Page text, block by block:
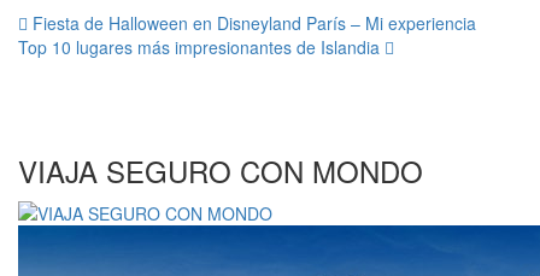
Navegación
Fiesta de Halloween en Disneyland París – Mi experiencia
Top 10 lugares más impresionantes de Islandia
VIAJA SEGURO CON MONDO